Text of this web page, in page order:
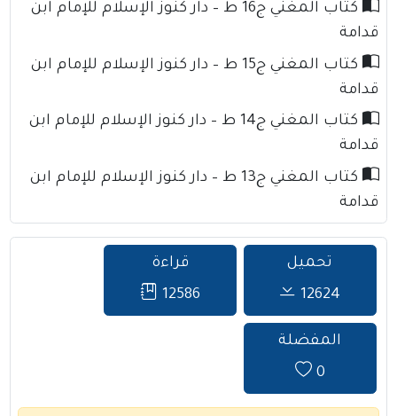
كتاب المغني ج16 ط – دار كنوز الإسلام للإمام ابن
قدامة
كتاب المغني ج15 ط – دار كنوز الإسلام للإمام ابن
قدامة
كتاب المغني ج14 ط – دار كنوز الإسلام للإمام ابن
قدامة
كتاب المغني ج13 ط – دار كنوز الإسلام للإمام ابن
قدامة
تحميل
12624
قراءة
12586
المفضلة
0